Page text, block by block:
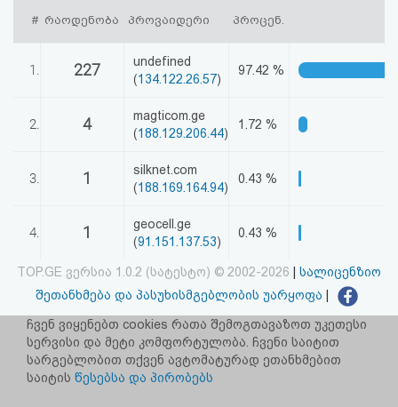
აღდგენა
HTML
შეთანხმება
პასუხისმგებლობის
უარყოფა
# რაოდენობა პროვაიდერი პროცენ.
1. 227
undefined
(134.122.26.57)
97.42 %
2. 4
magticom.ge
(188.129.206.44)
1.72 %
3. 1
silknet.com
(188.169.164.94)
0.43 %
4. 1
geocell.ge
(91.151.137.53)
0.43 %
TOP.GE ვერსია 1.0.2 (სატესტო) © 2002-2026
სალიცენზიო
შეთანხმება და პასუხისმგებლობის უარყოფა
facebook.com/TOP.GE
იხილეთ TOP.GE - ის ძველი ვერსია ბმულზე
ჩვენ ვიყენებთ cookies რათა შემოგთავაზოთ უკეთესი
სერვისი და მეტი კომფორტულობა. ჩვენი საიტით
სარგებლობით თქვენ ავტომატურად ეთანხმებით
საიტის წესებსა და პირობებს